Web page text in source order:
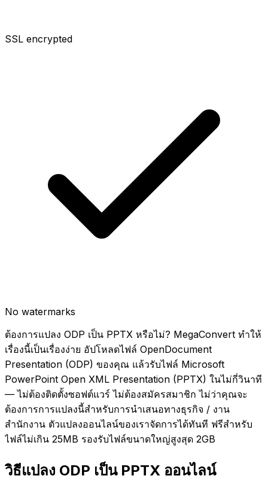
SSL encrypted
No watermarks
ต้องการแปลง ODP เป็น PPTX หรือไม่? MegaConvert ทำให้
เรื่องนี้เป็นเรื่องง่าย อัปโหลดไฟล์ OpenDocument
Presentation (ODP) ของคุณ แล้วรับไฟล์ Microsoft
PowerPoint Open XML Presentation (PPTX) ในไม่กี่วินาที
— ไม่ต้องติดตั้งซอฟต์แวร์ ไม่ต้องสมัครสมาชิก ไม่ว่าคุณจะ
ต้องการการแปลงนี้สำหรับการนำเสนอทางธุรกิจ / งาน
สำนักงาน ตัวแปลงออนไลน์ของเราจัดการได้ทันที ฟรีสำหรับ
ไฟล์ไม่เกิน 25MB รองรับไฟล์ขนาดใหญ่สูงสุด 2GB
วิธีแปลง ODP เป็น PPTX ออนไลน์